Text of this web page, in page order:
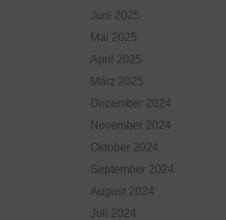
Juni 2025
Mai 2025
April 2025
März 2025
Dezember 2024
November 2024
Oktober 2024
September 2024
August 2024
Juli 2024